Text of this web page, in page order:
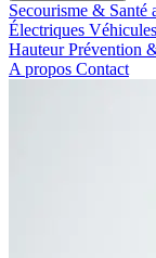
Secourisme & Santé
Électriques
HauteurPrévention
A propos Contact